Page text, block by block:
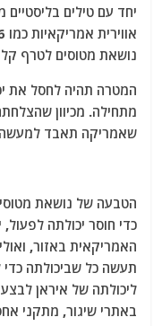
יחד עם טילים בליסטיים
נושאת מטוסים לטרף קל
המטרה תהיה לחסל את
מתחילה. מכיוון
שאמריקה תאבד למעשה
הטבעה של נושאת
כדי חוסר יכולתה
האמריקאית באזור,
תעשה כל שביכולתה כדי
ליכולתה של איראן
באתרי שיגור, מתקני